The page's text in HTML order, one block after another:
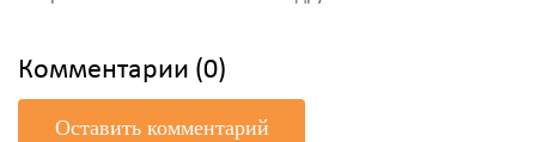
Комментарии (0)
Оставить комментарий